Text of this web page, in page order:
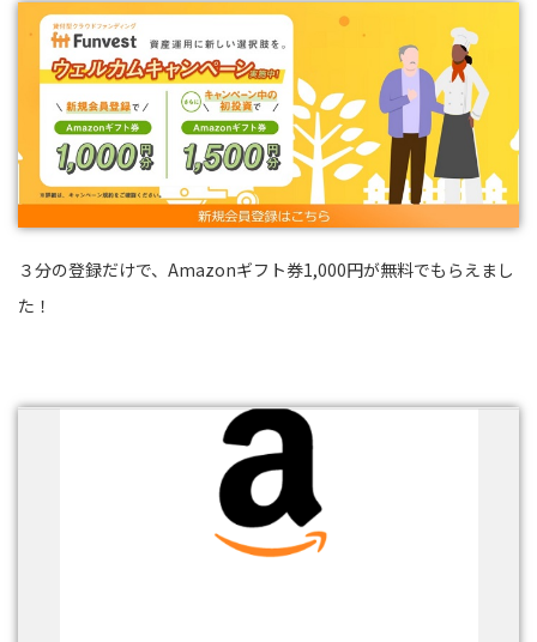
３分の登録だけで、Amazonギフト券1,000円が無料でもらえまし
た！